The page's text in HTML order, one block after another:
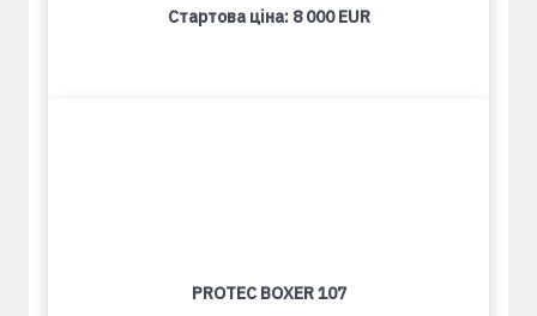
Стартова ціна: 8 000 EUR
PROTEC BOXER 107